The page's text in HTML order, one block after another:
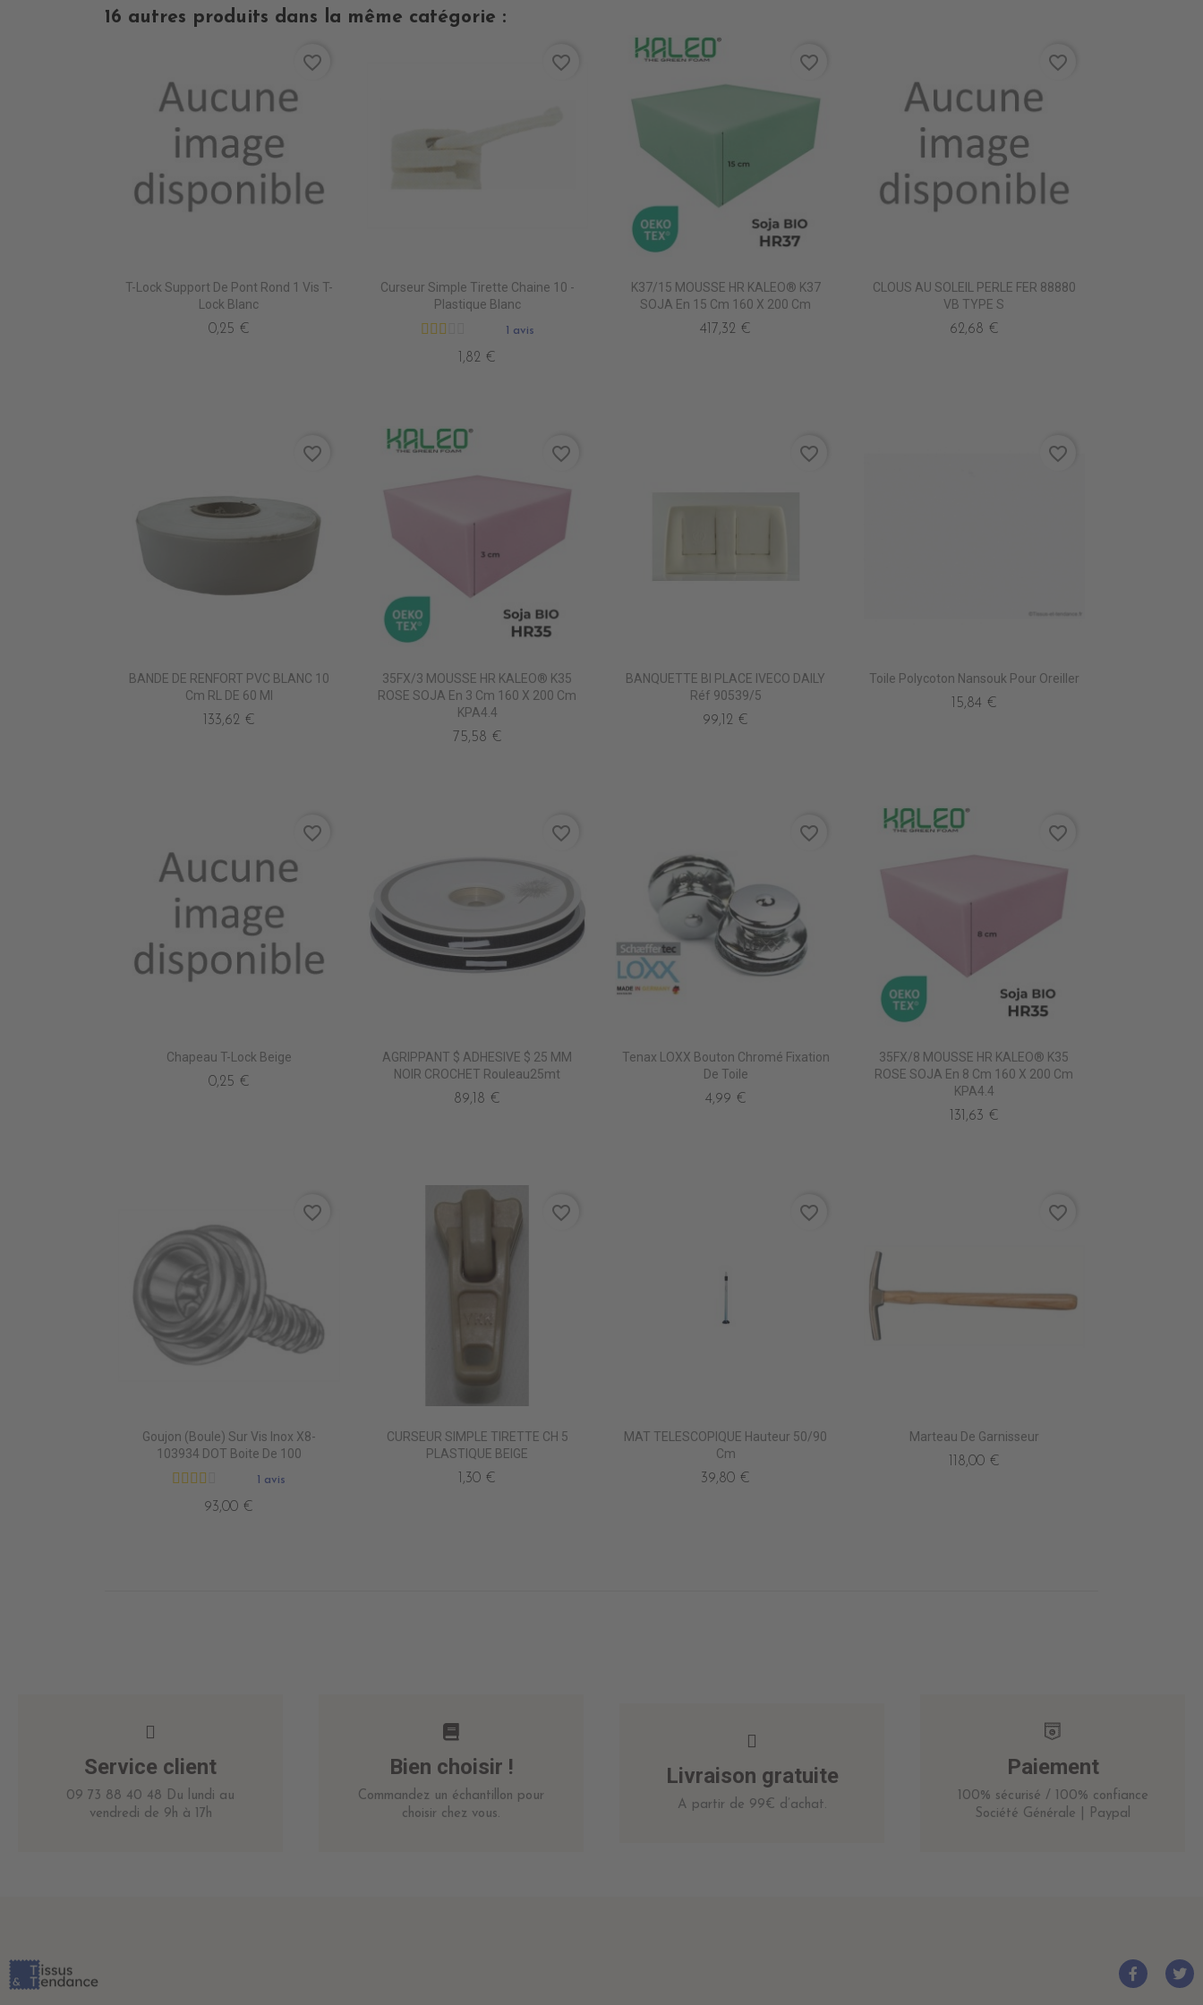
16 autres produits dans la même catégorie :
T-Lock Support De Pont Rond 1 Vis T-
Lock Blanc
0,25 €
favorite_border
Curseur Simple Tirette Chaine 10 -
Plastique Blanc
1 avis
1,82 €
favorite_border
K37/15 MOUSSE HR KALEO® K37
SOJA En 15 Cm 160 X 200 Cm
417,32 €
favorite_border
CLOUS AU SOLEIL PERLE FER 88880
VB TYPE S
62,68 €
favorite_border
BANDE DE RENFORT PVC BLANC 10
Cm RL DE 60 Ml
133,62 €
favorite_border
35FX/3 MOUSSE HR KALEO® K35
ROSE SOJA En 3 Cm 160 X 200 Cm
KPA4.4
75,58 €
favorite_border
BANQUETTE BI PLACE IVECO DAILY
Réf 90539/5
99,12 €
favorite_border
Toile Polycoton Nansouk Pour Oreiller
15,84 €
favorite_border
Chapeau T-Lock Beige
0,25 €
favorite_border
AGRIPPANT $ ADHESIVE $ 25 MM
NOIR CROCHET Rouleau25mt
89,18 €
favorite_border
Tenax LOXX Bouton Chromé Fixation
De Toile
4,99 €
favorite_border
35FX/8 MOUSSE HR KALEO® K35
ROSE SOJA En 8 Cm 160 X 200 Cm
KPA4.4
131,63 €
favorite_border
Goujon (Boule) Sur Vis Inox X8-
103934 DOT Boite De 100
1 avis
93,00 €
favorite_border
CURSEUR SIMPLE TIRETTE CH 5
PLASTIQUE BEIGE
1,30 €
favorite_border
MAT TELESCOPIQUE Hauteur 50/90
Cm
39,80 €
favorite_border
Marteau De Garnisseur
118,00 €
favorite_border
Service client
09 73 88 40 48 Du lundi au
vendredi de 9h à 17h
Bien choisir !
Commandez un échantillon pour
choisir chez vous.
Livraison gratuite
A partir de 99€ d’achat.
Paiement
100% sécurisé / 100% confiance
Société Générale | Paypal